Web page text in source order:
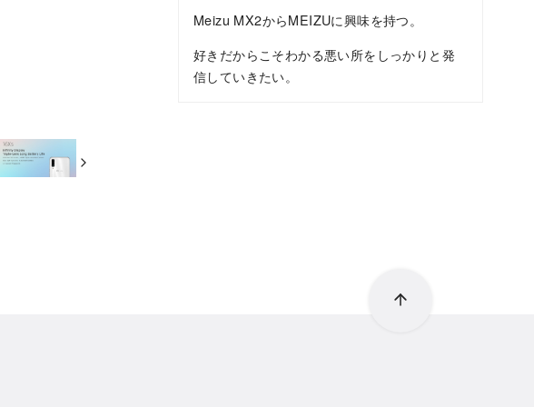
Meizu MX2からMEIZUに興味を持つ。
好きだからこそわかる悪い所をしっかりと発
信していきたい。